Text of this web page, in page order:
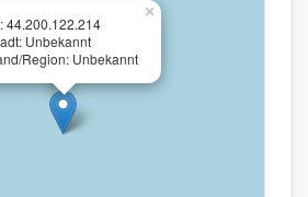
44.200.122.214
Unbekannt
Region: Unbekannt
×